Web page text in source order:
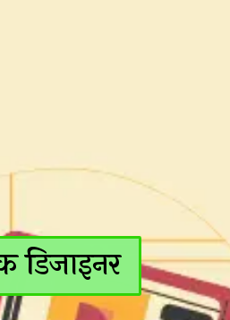
डिजाइनर